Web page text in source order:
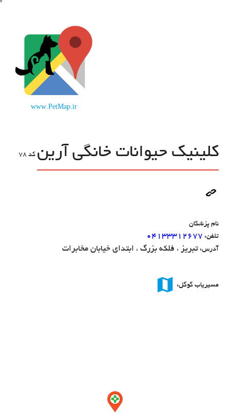
www.PetMap.ir
کلینیک حیوانات خانگی آرین کد78
نام پزشکان
تلفن: ۰۴۱۳۳۳۱۲۶۷۷
آدرس:تبریز ، فلکه بزرگ ، ابتدای خیابان مخابرات
مسیریاب گوگل: map